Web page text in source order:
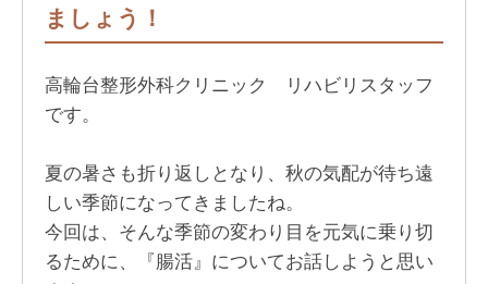
ましょう！
高輪台整形外科クリニック リハビリスタッフ
です。
夏の暑さも折り返しとなり、秋の気配が待ち遠
しい季節になってきましたね。
今回は、そんな季節の変わり目を元気に乗り切
るために、『腸活』についてお話しようと思い